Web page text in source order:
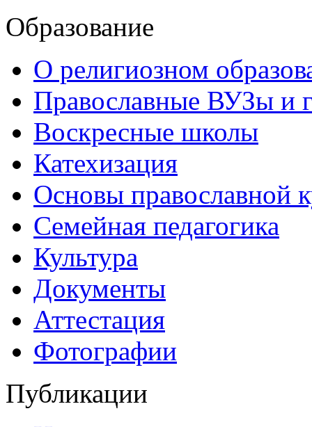
Образование
О религиозном
Православные ВУЗы и
Воскресные школы
Катехизация
Основы православной
Семейная педагогика
Культура
Документы
Аттестация
Фотографии
Публикации